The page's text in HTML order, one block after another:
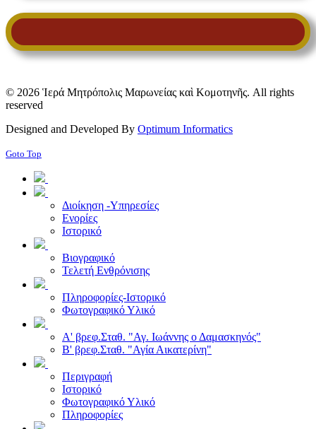
© 2026 Ἱερά Μητρόπολις Μαρωνείας καὶ Κομοτηνῆς. All rights
reserved
Designed and Developed By Optimum Informatics
Goto Top
Διοίκηση -Υπηρεσίες
Ενορίες
Ιστορικό
Βιογραφικό
Τελετή Ενθρόνισης
Πληροφορίες-Ιστορικό
Φωτογραφικό Υλικό
Α' βρεφ.Σταθ. "Αγ. Ιωάννης ο Δαμασκηνός"
Β' βρεφ.Σταθ. "Αγία Αικατερίνη"
Περιγραφή
Ιστορικό
Φωτογραφικό Υλικό
Πληροφορίες